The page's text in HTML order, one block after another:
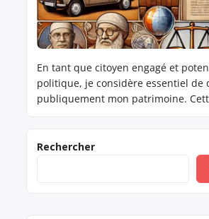
En tant que citoyen engagé et
politique, je considère essentiel de
publiquement mon patrimoine.
confiance des citoyens envers leurs
Voici, en toute transparence, la
mon patrimoine actuel : Biens
Rechercher